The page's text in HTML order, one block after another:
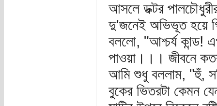
আসলে ডক্টর
দু'জনেই অভিভূত হয়ে
বললো, "আশ্চর্য কান্ড!
পাওয়া।।। জীবনে
আমি শুধু বললাম, "হুঁ,
বুকের ভিতরটা কেমন